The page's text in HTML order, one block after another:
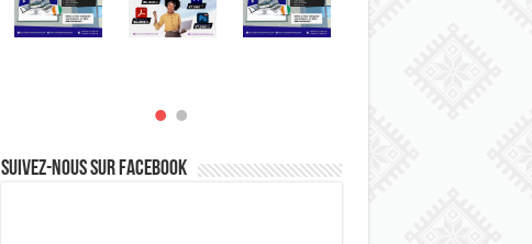
Suivez-nous sur Facebook